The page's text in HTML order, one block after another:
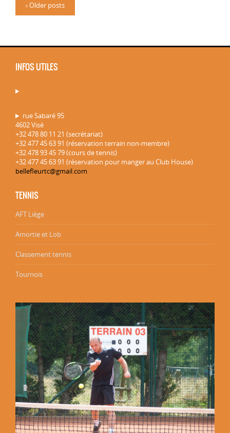
‹ Older posts
INFOS UTILES
rue Sabaré 95
4602 Visé
+32 478 80 11 21 (secrétariat)
+32 477 45 63 91 (réservation terrain non-membre)
+32 478 93 45 79 (cours de tennis)
+32 477 45 63 91 (réservation pour manger au Club House)
bellefleurtc@gmail.com
TENNIS
AFT Liège
Amortie et Lob
Classement tennis
Tournois